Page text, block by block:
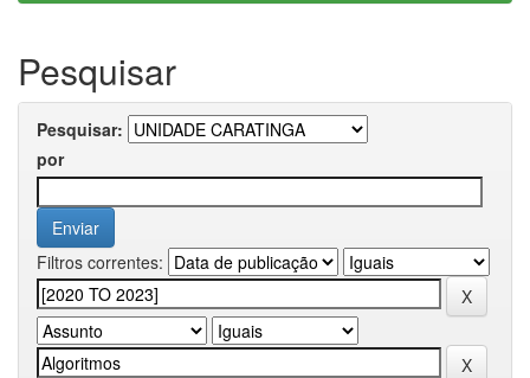
Pesquisar
Pesquisar:
por
Filtros correntes: